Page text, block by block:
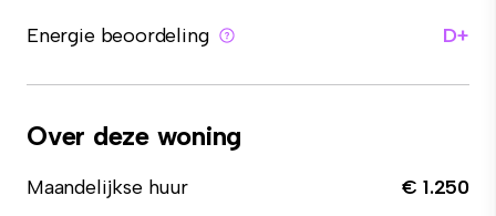
Energie beoordeling
D+
Over deze woning
Maandelijkse huur
€ 1.250